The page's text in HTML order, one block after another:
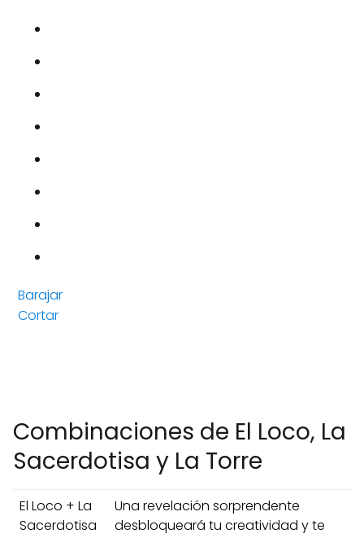
Barajar
Cortar
Combinaciones de El Loco, La
Sacerdotisa y La Torre
El Loco + La
Sacerdotisa
Una revelación sorprendente
desbloqueará tu creatividad y te